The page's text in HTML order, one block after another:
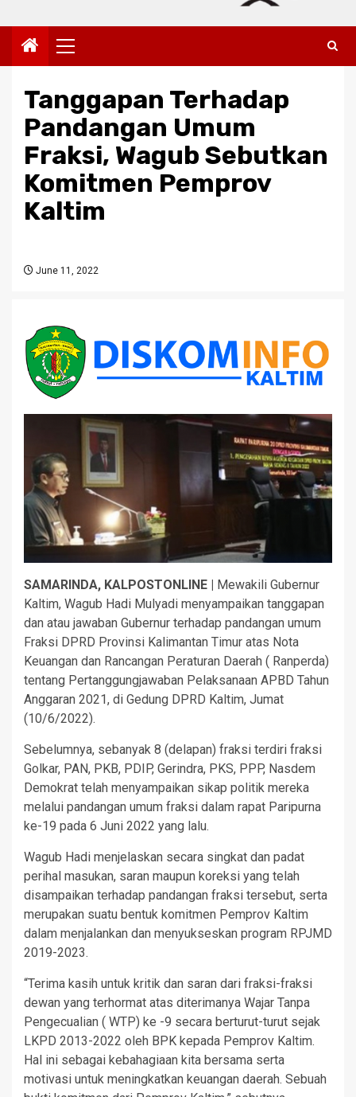
Primary
Menu
Tanggapan Terhadap
Pandangan Umum
Fraksi, Wagub Sebutkan
Komitmen Pemprov
Kaltim
June 11, 2022
SAMARINDA, KALPOSTONLINE |
Mewakili Gubernur
Kaltim, Wagub Hadi Mulyadi menyampaikan tanggapan
dan atau jawaban Gubernur terhadap pandangan umum
Fraksi DPRD Provinsi Kalimantan Timur atas Nota
Keuangan dan Rancangan Peraturan Daerah ( Ranperda)
tentang Pertanggungjawaban Pelaksanaan APBD Tahun
Anggaran 2021, di Gedung DPRD Kaltim, Jumat
(10/6/2022).
Sebelumnya, sebanyak 8 (delapan) fraksi terdiri fraksi
Golkar, PAN, PKB, PDIP, Gerindra, PKS, PPP, Nasdem
Demokrat telah menyampaikan sikap politik mereka
melalui pandangan umum fraksi dalam rapat Paripurna
ke-19 pada 6 Juni 2022 yang lalu.
Wagub Hadi menjelaskan secara singkat dan padat
perihal masukan, saran maupun koreksi yang telah
disampaikan terhadap pandangan fraksi tersebut, serta
merupakan suatu bentuk komitmen Pemprov Kaltim
dalam menjalankan dan menyukseskan program RPJMD
2019-2023.
“Terima kasih untuk kritik dan saran dari fraksi-fraksi
dewan yang terhormat atas diterimanya Wajar Tanpa
Pengecualian ( WTP) ke -9 secara berturut-turut sejak
LKPD 2013-2022 oleh BPK kepada Pemprov Kaltim.
Hal ini sebagai kebahagiaan kita bersama serta
motivasi untuk meningkatkan keuangan daerah. Sebuah